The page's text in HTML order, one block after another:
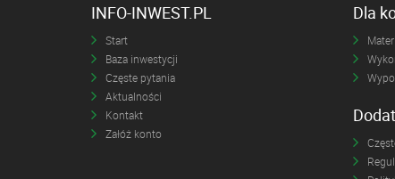
INFO-INWEST.PL
Start
Baza inwestycji
Częste pytania
Aktualności
Kontakt
Załóż konto
Dla